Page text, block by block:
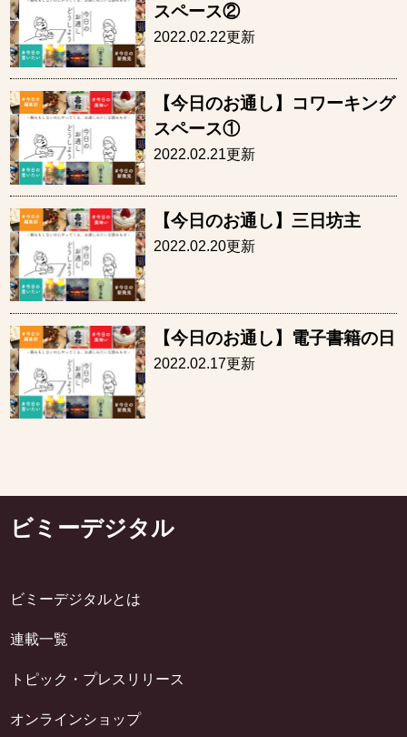
スペース②
2022.02.22更新
【今日のお通し】コワーキング
スペース①
2022.02.21更新
【今日のお通し】三日坊主
2022.02.20更新
【今日のお通し】電子書籍の日
2022.02.17更新
ビミーデジタル
ビミーデジタルとは
連載一覧
トピック・プレスリリース
オンラインショップ